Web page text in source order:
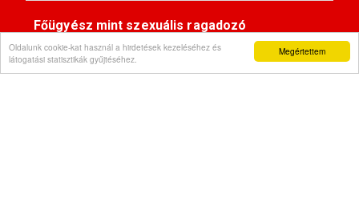
Megértettem
Oldalunk cookie-kat használ a hirdetések kezeléséhez és
látogatási statisztikák gyűjtéséhez.
Főügyész mint szexuális ragadozó
Pimasz önkényúr